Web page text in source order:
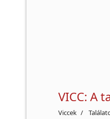
VICC: A
Viccek